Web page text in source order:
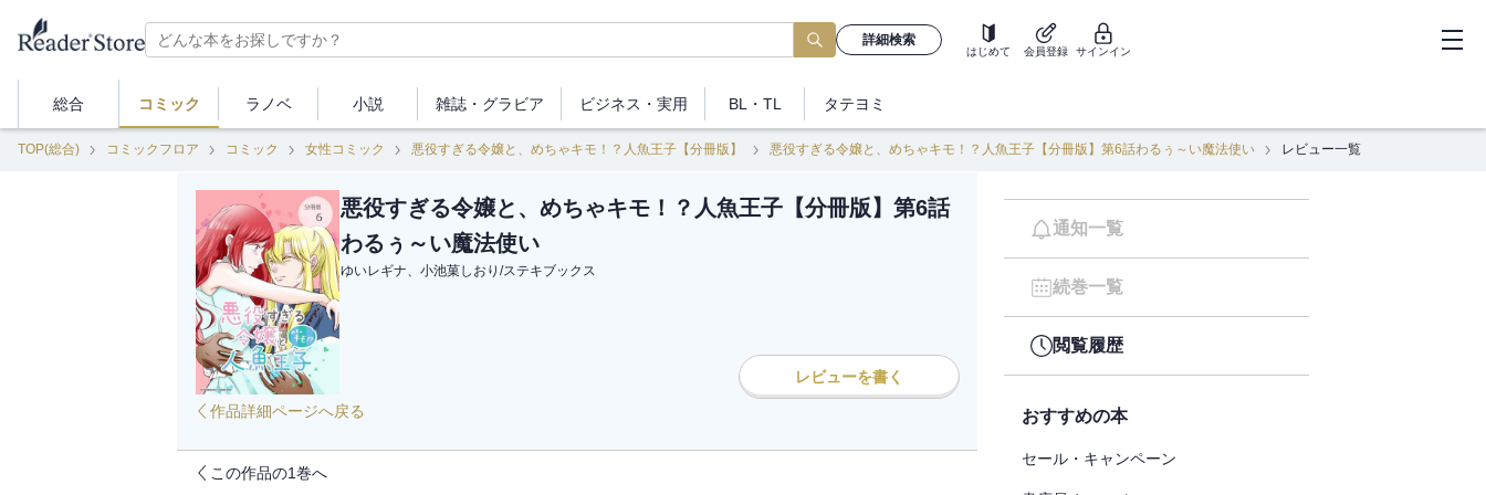
詳細検索
はじめて 会員登録 サインイン
総合 コミック ラノベ 小説 雑誌・ グラビア ビジネス ・実用 BL・TL タテヨミ
TOP(総合) コミックフロア コミック 女性コミック 悪役すぎる令嬢と、めちゃキモ！？人魚王子【分冊版】 悪役すぎる令嬢と、めちゃキモ！？人魚王子【分冊版】第6話わるぅ～い魔法使い レビュー一覧
悪役すぎる令嬢と、めちゃキモ！？人魚王子【分冊版】第6話
わるぅ～い魔法使い
ゆいレギナ、小池菓しおり /ステキブックス
レビューを書く
作品詳細ページへ戻る
この作品の1巻へ
通知一覧
続巻一覧
閲覧履歴
おすすめの本
セール・キャンペーン